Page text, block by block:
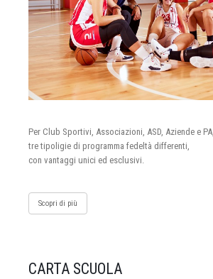
Per Club Sportivi, Associazioni, ASD, Aziende e PA,
tre tipoligie di programma fedeltà differenti,
con vantaggi unici ed esclusivi.
Scopri di più
CARTA SCUOLA